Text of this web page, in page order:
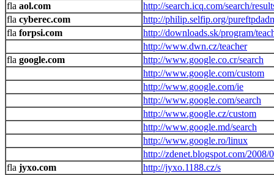
aol.com
http://search.icq.com/search/
cyberec.com
http://philip.selfip.org/
forpsi.com
http://downloads.sk/program/
http://www.dwn.cz/teacher
google.com
http://www.google.co.cr/search
http://www.google.com/custom
http://www.google.com/ie
http://www.google.com/search
http://www.google.cz/custom
http://www.google.md/search
http://www.google.ro/linux
http://zdenet.blogspot.com/
jyxo.com
http://jyxo.1188.cz/s